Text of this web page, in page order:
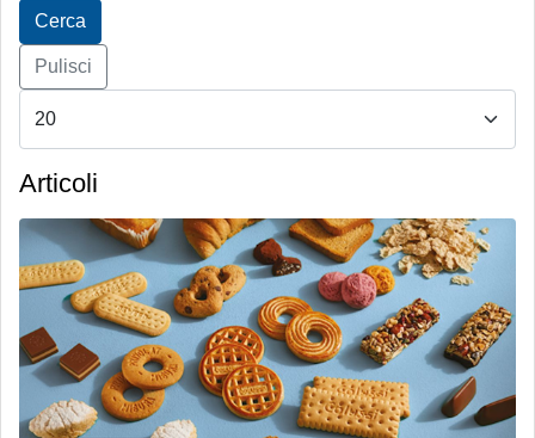
Cerca
Pulisci
Articoli